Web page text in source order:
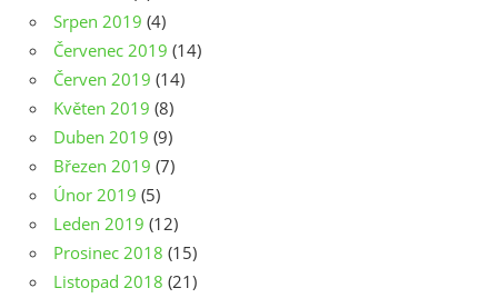
Srpen 2019 (4)
Červenec 2019 (14)
Červen 2019 (14)
Květen 2019 (8)
Duben 2019 (9)
Březen 2019 (7)
Únor 2019 (5)
Leden 2019 (12)
Prosinec 2018 (15)
Listopad 2018 (21)